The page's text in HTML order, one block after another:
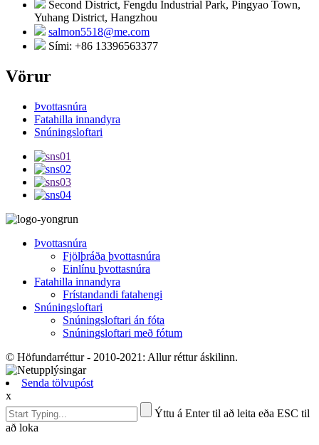
Second District, Fengdu Industrial Park, Pingyao Town,
Yuhang District, Hangzhou
salmon5518@me.com
Sími: +86 13396563377
Vörur
Þvottasnúra
Fatahilla innandyra
Snúningsloftari
Þvottasnúra
Fjölþráða þvottasnúra
Einlínu þvottasnúra
Fatahilla innandyra
Frístandandi fatahengi
Snúningsloftari
Snúningsloftari án fóta
Snúningsloftari með fótum
© Höfundarréttur - 2010-2021: Allur réttur áskilinn.
Senda tölvupóst
x
Ýttu á Enter til að leita eða ESC til
að loka